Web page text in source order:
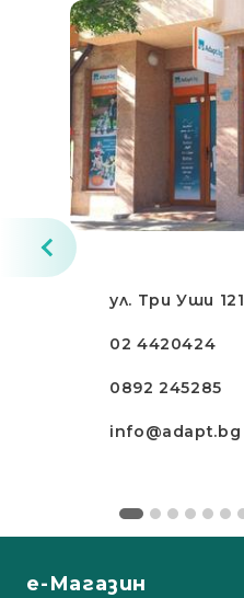
ул. Три Уши 121
02 4420424
0892 245285
info@adapt.bg
е-Магазин